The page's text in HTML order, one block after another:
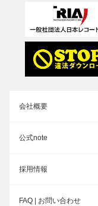
会社概要
公式note
採用情報
FAQ | お問い合わせ